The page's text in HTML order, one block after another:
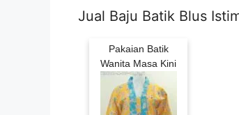
Jual Baju Batik Blus
Pakaian Batik
Wanita Masa Kini